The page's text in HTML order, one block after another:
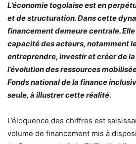
L’économie togolaise est en
et de structuration. Dans cette
financement demeure centrale.
capacité des acteurs, notamment
entreprendre, investir et créer de la
l’évolution des ressources
Fonds national de la finance
seule, à illustrer cette réalité.
L’éloquence des chiffres est
volume de financement mis à